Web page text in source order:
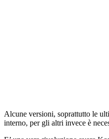
Alcune versioni, soprattutto le
interno, per gli altri invece è